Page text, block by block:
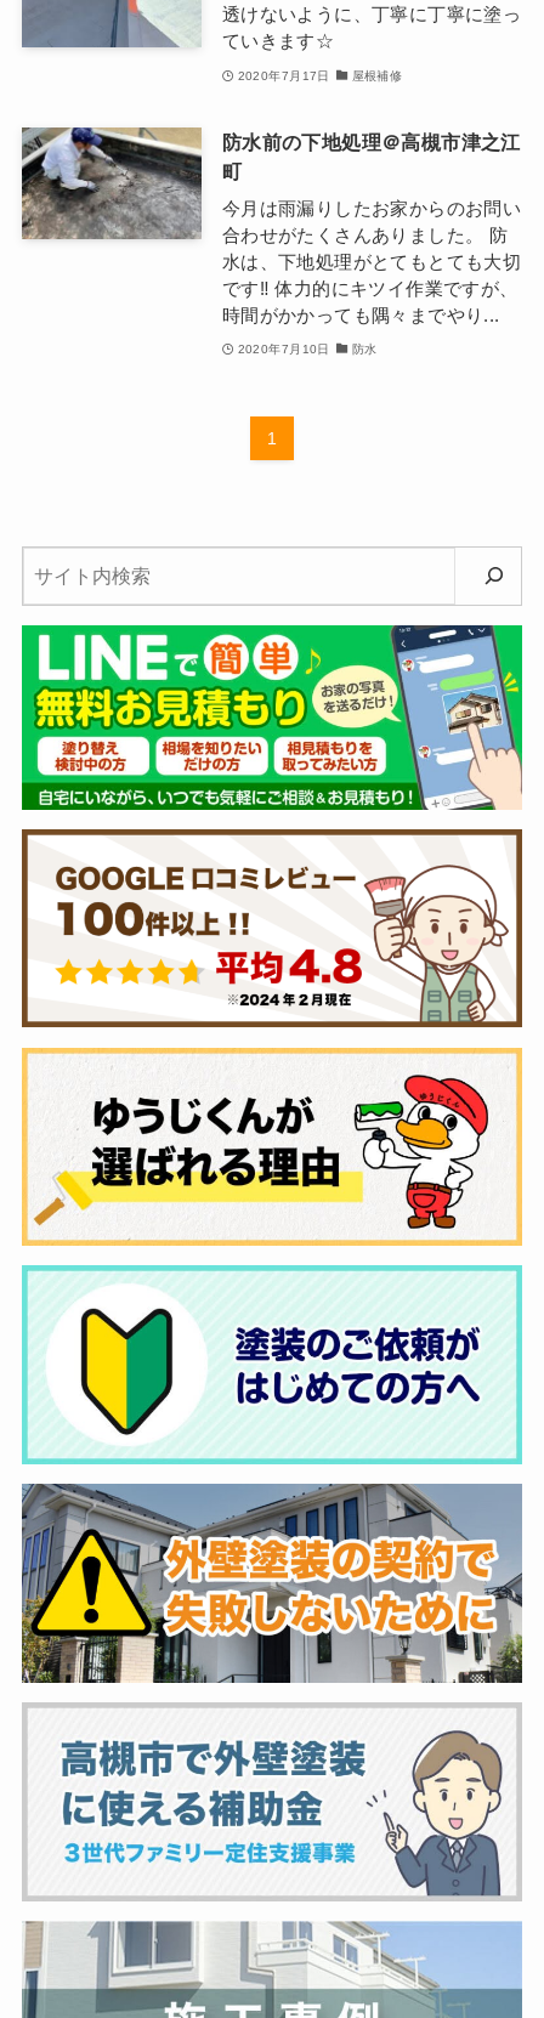
透けないように、丁寧に丁寧に塗っ
ていきます☆
2020年7月17日 屋根補修
防水前の下地処理＠高槻市津之江
町
今月は雨漏りしたお家からのお問い
合わせがたくさんありました。 防
水は、下地処理がとてもとても大切
です‼️ 体力的にキツイ作業ですが、
時間がかかっても隅々までやり...
2020年7月10日 防水
1